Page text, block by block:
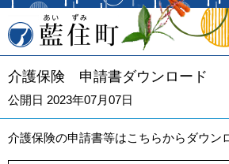
介護保険 申請書ダウンロード
公開日 2023年07月07日
介護保険の申請書等はこちらからダウン